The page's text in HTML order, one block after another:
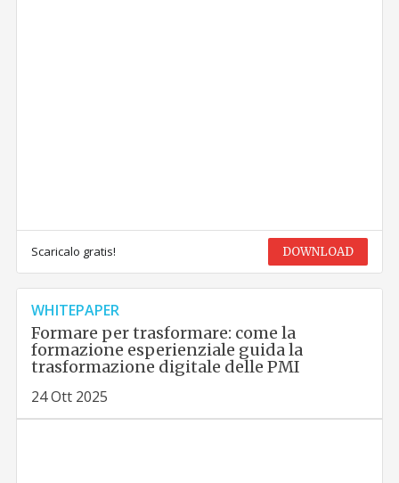
Scaricalo gratis! DOWNLOAD
WHITEPAPER
Formare per trasformare: come la
formazione esperienziale guida la
trasformazione digitale delle PMI
24 Ott 2025